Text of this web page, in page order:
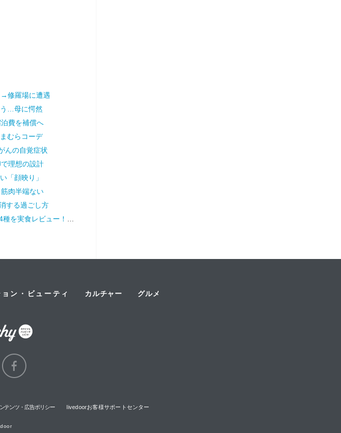
修羅場に遭遇
…母に愕然
費を補償へ
むらコーデ
んの自覚症状
理想の設計
「顔映り」
肉半端ない
する過ごし方
可愛さも食べ応えもばっちりで大満足。
ン・ビューティ カルチャー グルメ
テンツ・広告ポリシー livedoorお客様サポートセンター